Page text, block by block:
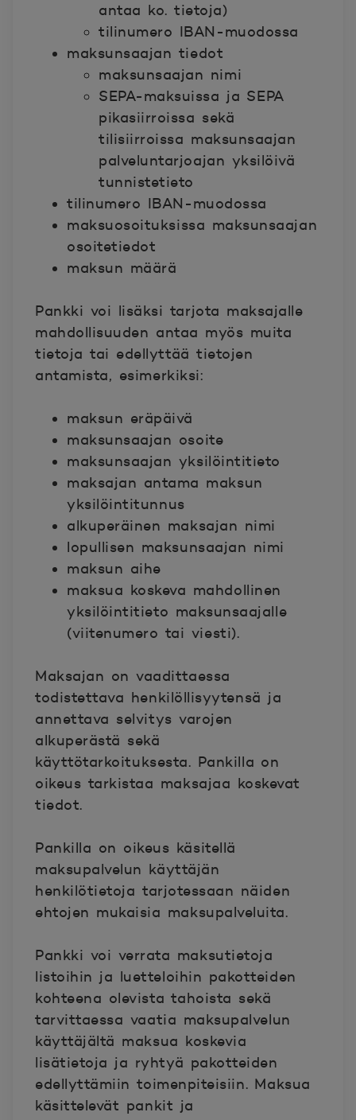
antaa ko. tietoja)
tilinumero IBAN-muodossa
maksunsaajan tiedot
maksunsaajan nimi
SEPA-maksuissa ja SEPA
pikasiirroissa sekä
tilisiirroissa maksunsaajan
palveluntarjoajan yksilöivä
tunnistetieto
tilinumero IBAN-muodossa
maksuosoituksissa maksunsaajan
osoitetiedot
maksun määrä
Pankki voi lisäksi tarjota maksajalle
mahdollisuuden antaa myös muita
tietoja tai edellyttää tietojen
antamista, esimerkiksi:
maksun eräpäivä
maksunsaajan osoite
maksunsaajan yksilöintitieto
maksajan antama maksun
yksilöintitunnus
alkuperäinen maksajan nimi
lopullisen maksunsaajan nimi
maksun aihe
maksua koskeva mahdollinen
yksilöintitieto maksunsaajalle
(viitenumero tai viesti).
Maksajan on vaadittaessa
todistettava henkilöllisyytensä ja
annettava selvitys varojen
alkuperästä sekä
käyttötarkoituksesta. Pankilla on
oikeus tarkistaa maksajaa koskevat
tiedot.
Pankilla on oikeus käsitellä
maksupalvelun käyttäjän
henkilötietoja tarjotessaan näiden
ehtojen mukaisia maksupalveluita.
Pankki voi verrata maksutietoja
listoihin ja luetteloihin pakotteiden
kohteena olevista tahoista sekä
tarvittaessa vaatia maksupalvelun
käyttäjältä maksua koskevia
lisätietoja ja ryhtyä pakotteiden
edellyttämiin toimenpiteisiin. Maksua
käsittelevät pankit ja